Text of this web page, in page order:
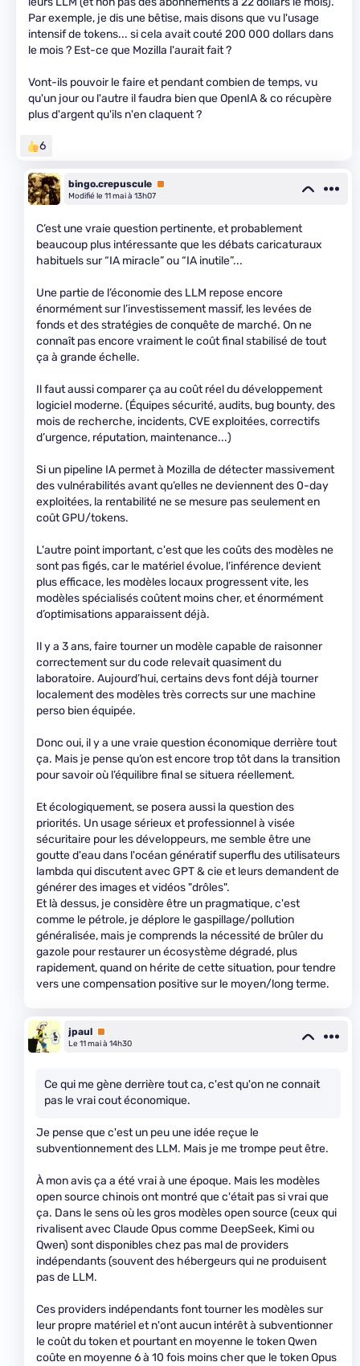
Par exemple, je dis une bêtise, mais disons que vu l'usage
intensif de tokens... si cela avait couté 200 000 dollars dans
le mois ? Est-ce que Mozilla l'aurait fait ?
Vont-ils pouvoir le faire et pendant combien de temps, vu
qu'un jour ou l'autre il faudra bien que OpenIA & co récupère
plus d'argent qu'ils n'en claquent ?
6
bingo.crepuscule Premium
Modifié le 11 mai à 13h07
C’est une vraie question pertinente, et probablement
beaucoup plus intéressante que les débats caricaturaux
habituels sur “IA miracle” ou “IA inutile”...
Une partie de l’économie des LLM repose encore
énormément sur l’investissement massif, les levées de
fonds et des stratégies de conquête de marché. On ne
connaît pas encore vraiment le coût final stabilisé de tout
ça à grande échelle.
Il faut aussi comparer ça au coût réel du développement
logiciel moderne. (Équipes sécurité, audits, bug bounty, des
mois de recherche, incidents, CVE exploitées, correctifs
d’urgence, réputation, maintenance...)
Si un pipeline IA permet à Mozilla de détecter massivement
des vulnérabilités avant qu’elles ne deviennent des 0-day
exploitées, la rentabilité ne se mesure pas seulement en
coût GPU/tokens.
L'autre point important, c'est que les coûts des modèles ne
sont pas figés, car le matériel évolue, l’inférence devient
plus efficace, les modèles locaux progressent vite, les
modèles spécialisés coûtent moins cher, et énormément
d’optimisations apparaissent déjà.
Il y a 3 ans, faire tourner un modèle capable de raisonner
correctement sur du code relevait quasiment du
laboratoire. Aujourd’hui, certains devs font déjà tourner
localement des modèles très corrects sur une machine
perso bien équipée.
Donc oui, il y a une vraie question économique derrière tout
ça. Mais je pense qu’on est encore trop tôt dans la transition
pour savoir où l’équilibre final se situera réellement.
Et écologiquement, se posera aussi la question des
priorités. Un usage sérieux et professionnel à visée
sécuritaire pour les développeurs, me semble être une
goutte d'eau dans l'océan génératif superflu des utilisateurs
lambda qui discutent avec GPT & cie et leurs demandent de
générer des images et vidéos "drôles".
Et là dessus, je considère être un pragmatique, c'est
comme le pétrole, je déplore le gaspillage/pollution
généralisée, mais je comprends la nécessité de brûler du
gazole pour restaurer un écosystème dégradé, plus
rapidement, quand on hérite de cette situation, pour tendre
vers une compensation positive sur le moyen/long terme.
jpaul Premium
Le 11 mai à 14h30
Ce qui me gène derrière tout ca, c'est qu'on ne connait
pas le vrai cout économique.
Je pense que c'est un peu une idée reçue le
subventionnement des LLM. Mais je me trompe peut être.
À mon avis ça a été vrai à une époque. Mais les modèles
open source chinois ont montré que c'était pas si vrai que
ça. Dans le sens où les gros modèles open source (ceux qui
rivalisent avec Claude Opus comme DeepSeek, Kimi ou
Qwen) sont disponibles chez pas mal de providers
indépendants (souvent des hébergeurs qui ne produisent
pas de LLM.
Ces providers indépendants font tourner les modèles sur
leur propre matériel et n'ont aucun intérêt à subventionner
le coût du token et pourtant en moyenne le token Qwen
coûte en moyenne 6 à 10 fois moins cher que le token Opus